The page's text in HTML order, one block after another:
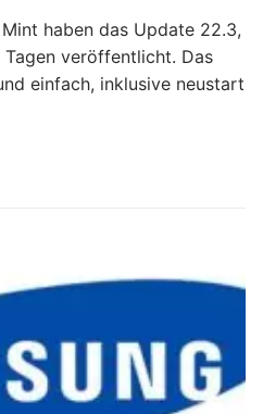
haben das Update 22.3,
Tagen veröffentlicht. Das
einfach, inklusive neustart